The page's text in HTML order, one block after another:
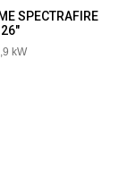
SPECTRAFIRE
26"
kW